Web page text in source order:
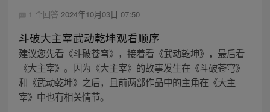
1 个回答 2024年10月03日 07:50
斗破大主宰武动乾坤观看顺序
建议您先看《斗破苍穹》，接着看《武动乾坤》，最后看
《大主宰》。因为《大主宰》的故事发生在《斗破苍穹》
和《武动乾坤》之后，且前两部作品中的主角在《大主
宰》中也有相关情节。